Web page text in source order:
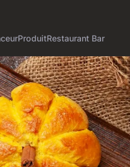
ProduitRestaurant Bar